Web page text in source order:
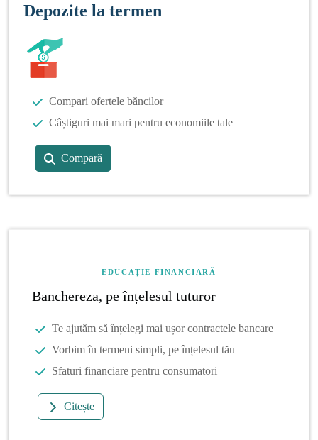
Depozite la termen
Compari ofertele băncilor
Câștiguri mai mari pentru economiile tale
Compară
EDUCAȚIE FINANCIARĂ
Banchereza, pe înțelesul tuturor
Te ajutăm să înțelegi mai ușor contractele bancare
Vorbim în termeni simpli, pe înțelesul tău
Sfaturi financiare pentru consumatori
Citește